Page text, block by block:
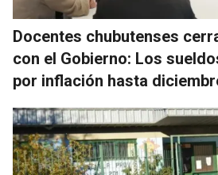
Docentes chubutenses
con el Gobierno: Los
por inflación hasta